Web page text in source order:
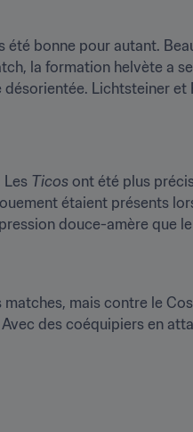
été bonne pour autant.
la formation helvète a
Lichtsteiner et
Les Ticos ont été plus
étaient présents
douce-amère que
mais contre le
des coéquipiers en